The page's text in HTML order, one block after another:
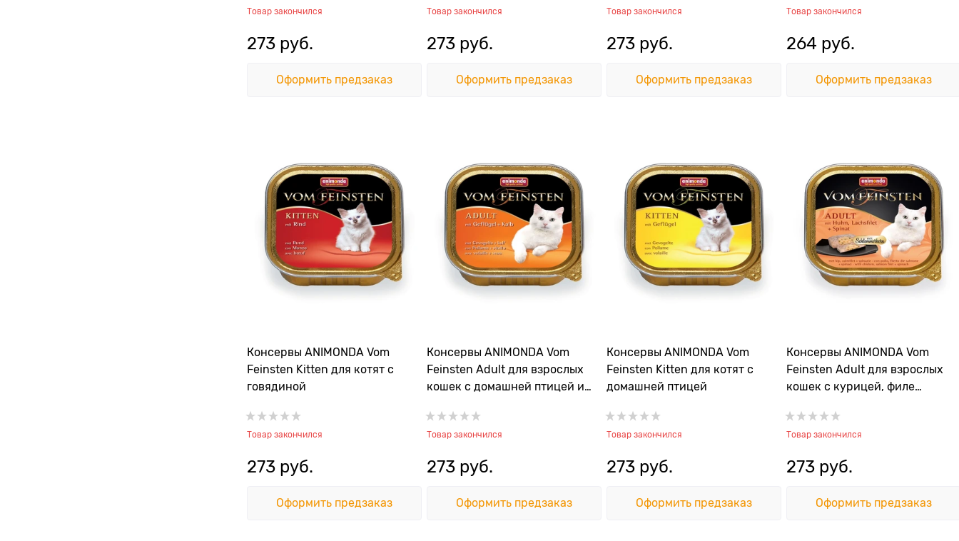
Товар закончился
273 руб.
Оформить предзаказ
Товар закончился
273 руб.
Оформить предзаказ
Товар закончился
273 руб.
Оформить предзаказ
Товар закончился
264 руб.
Оформить предзаказ
Консервы ANIMONDA Vom
Feinsten Kitten для котят с
говядиной
Товар закончился
273 руб.
Оформить предзаказ
Консервы ANIMONDA Vom
Feinsten Adult для взрослых
кошек с домашней птицей и
Товар закончился
273 руб.
Оформить предзаказ
Консервы ANIMONDA Vom
Feinsten Kitten для котят с
домашней птицей
Товар закончился
273 руб.
Оформить предзаказ
Консервы ANIMONDA Vom
Feinsten Adult для взрослых
кошек с курицей, филе
Товар закончился
273 руб.
Оформить предзаказ